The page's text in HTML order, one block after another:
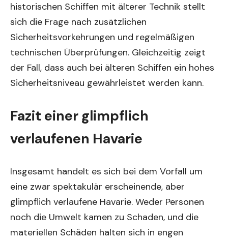
historischen Schiffen mit älterer Technik stellt
sich die Frage nach zusätzlichen
Sicherheitsvorkehrungen und regelmäßigen
technischen Überprüfungen. Gleichzeitig zeigt
der Fall, dass auch bei älteren Schiffen ein hohes
Sicherheitsniveau gewährleistet werden kann.
Fazit einer glimpflich
verlaufenen Havarie
Insgesamt handelt es sich bei dem Vorfall um
eine zwar spektakulär erscheinende, aber
glimpflich verlaufene Havarie. Weder Personen
noch die Umwelt kamen zu Schaden, und die
materiellen Schäden halten sich in engen